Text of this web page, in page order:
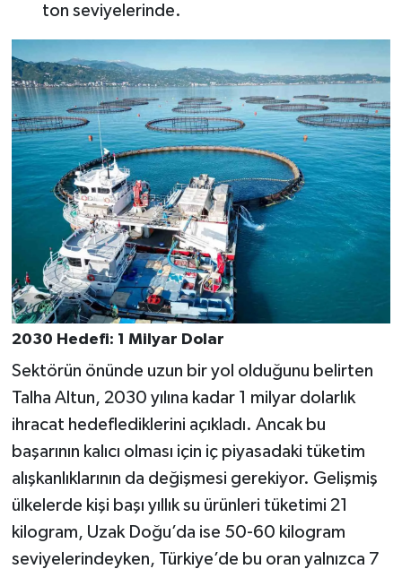
ton seviyelerinde.
2030 Hedefi: 1 Milyar Dolar
Sektörün önünde uzun bir yol olduğunu belirten
Talha Altun, 2030 yılına kadar 1 milyar dolarlık
ihracat hedeflediklerini açıkladı. Ancak bu
başarının kalıcı olması için iç piyasadaki tüketim
alışkanlıklarının da değişmesi gerekiyor. Gelişmiş
ülkelerde kişi başı yıllık su ürünleri tüketimi 21
kilogram, Uzak Doğu’da ise 50-60 kilogram
seviyelerindeyken, Türkiye’de bu oran yalnızca 7